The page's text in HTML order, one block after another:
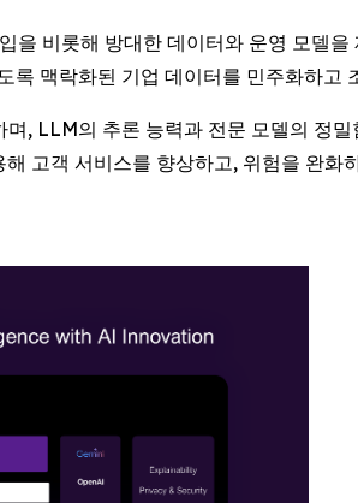
을 비롯해 방대한 데이터와 운영 모델
맥락화된 기업 데이터를 민주화하고
, LLM의 추론 능력과 전문 모델의 정
고객 서비스를 향상하고, 위험을 완화